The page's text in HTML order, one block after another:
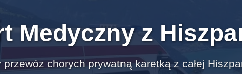
Medyczny z
przewóz chorych prywatną karetką z całej